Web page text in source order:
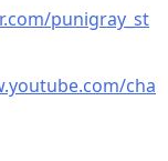
punigray_st
cha